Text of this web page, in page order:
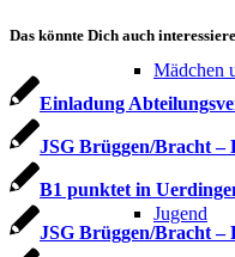
Mädchen
Jugend
Das könnte Dich auch
Einladung
JSG Brüggen/Bracht –
B1 punktet in
JSG Brüggen/Bracht –